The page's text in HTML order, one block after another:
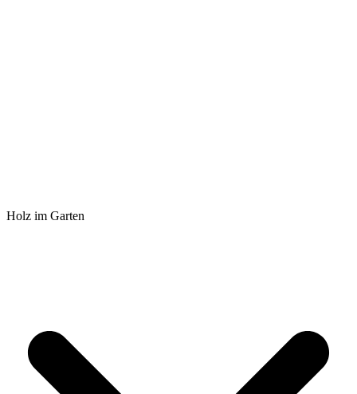
Holz im Garten